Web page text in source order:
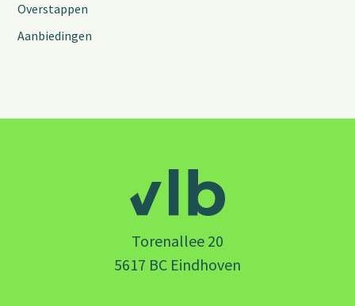
Overstappen
Aanbiedingen
Torenallee 20
5617 BC Eindhoven